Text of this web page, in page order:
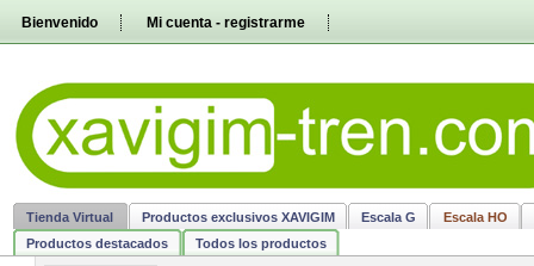
directamente
Bienvenido Mi cuenta - registrarme
Tienda Virtual Productos exclusivos XAVIGIM Escala G Escala HO
Productos destacados
Todos los productos